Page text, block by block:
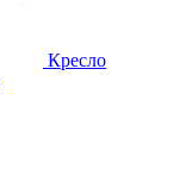
Кресло